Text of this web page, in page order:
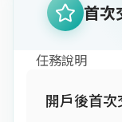
首次
任務說明
開戶後首次